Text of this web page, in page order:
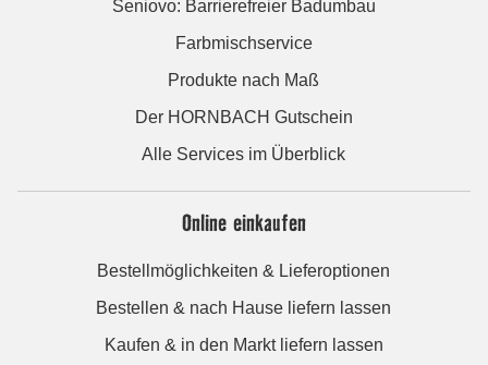
Seniovo: Barrierefreier Badumbau
Farbmischservice
Produkte nach Maß
Der HORNBACH Gutschein
Alle Services im Überblick
Online einkaufen
Bestellmöglichkeiten & Lieferoptionen
Bestellen & nach Hause liefern lassen
Kaufen & in den Markt liefern lassen